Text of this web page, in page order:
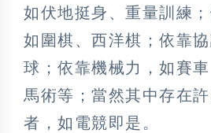
如伏地挺身、重量訓練
如圍棋、西洋棋；依靠
球；依靠機械力，如賽
馬術等；當然其中存在
者，如電競即是。